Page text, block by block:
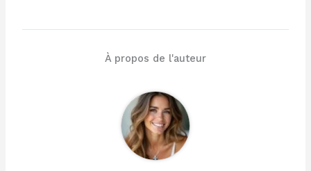
À propos de l'auteur